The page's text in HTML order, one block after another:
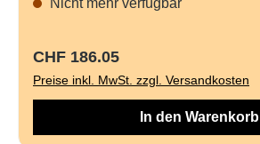
Nicht mehr verfügbar
Regulärer Preis:
CHF 186.05
Preise inkl. MwSt. zzgl. Versandkosten
In den Warenkorb